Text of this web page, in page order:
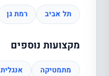
תל אביב רמת גן
מקצועות נוספים
מתמטיקה אנגלית